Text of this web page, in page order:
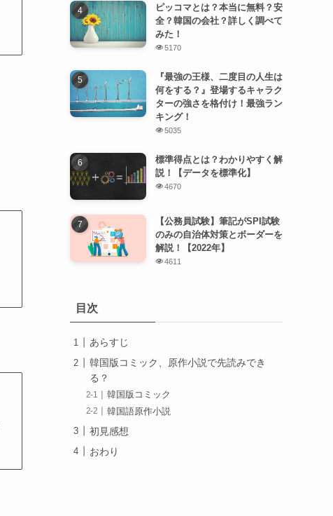
ピッコマとは？本当に無料？安
全？韓国の会社？詳しく調べて
みた！
5170
『最強の王様、二度目の人生は
何をする？』登場するキャラク
ターの強さを格付け！最強ラン
キング！
5035
標準得点とは？わかりやすく解
説！【データを標準化】
4670
【公務員試験】筆記がSPI試験
のみの自治体対策とボーダーを
解説！【2022年】
4611
目次
あらすじ
韓国版コミック、原作小説で先読みでき
る？
韓国版コミック
韓国語原作小説
初見感想
おわり